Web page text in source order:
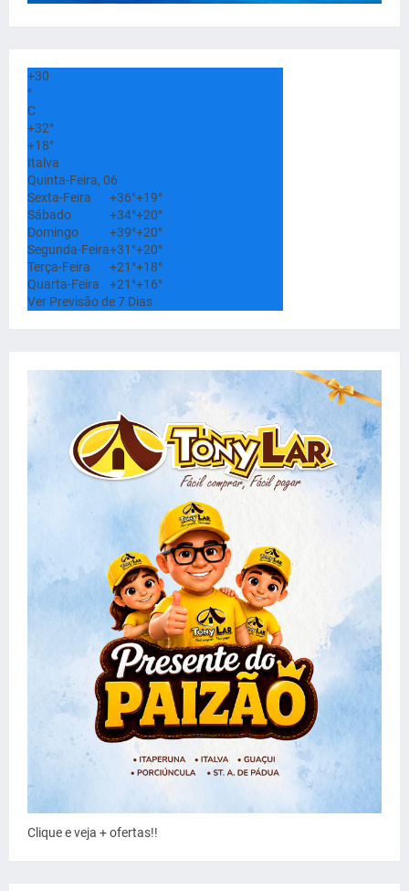
+30
°
C
+32°
+18°
Italva
Quinta-Feira, 06
Sexta-Feira
+36°+19°
Sábado
+34°+20°
Domingo
+39°+20°
Segunda-Feira+31°+20°
Terça-Feira
+21°+18°
Quarta-Feira
+21°+16°
Ver Previsão de 7 Dias
Clique e veja + ofertas!!